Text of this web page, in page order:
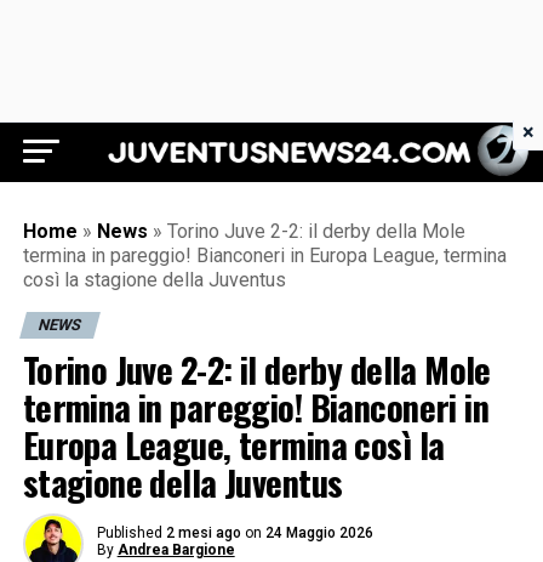
Juventus News 24
Home » News » Torino Juve 2-2: il derby della Mole
termina in pareggio! Bianconeri in Europa League, termina
così la stagione della Juventus
NEWS
Torino Juve 2-2: il derby della Mole
termina in pareggio! Bianconeri in
Europa League, termina così la
stagione della Juventus
Published 2 mesi ago on 24 Maggio 2026
By Andrea Bargione
×